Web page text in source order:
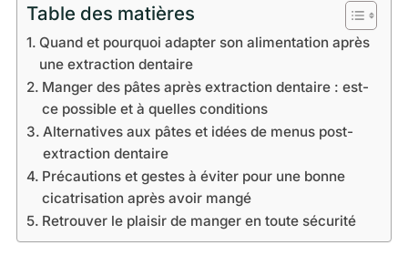
Table des matières
Quand et pourquoi adapter son alimentation après
une extraction dentaire
Manger des pâtes après extraction dentaire : est-
ce possible et à quelles conditions
Alternatives aux pâtes et idées de menus post-
extraction dentaire
Précautions et gestes à éviter pour une bonne
cicatrisation après avoir mangé
Retrouver le plaisir de manger en toute sécurité